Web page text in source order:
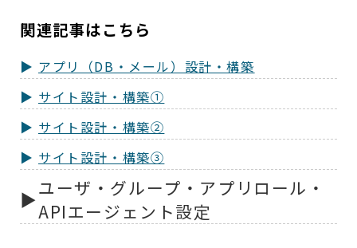
関連記事はこちら
アプリ（DB・メール）設計・構築
サイト設計・構築①
サイト設計・構築②
サイト設計・構築③
ユーザ・グループ・アプリロール・
APIエージェント設定